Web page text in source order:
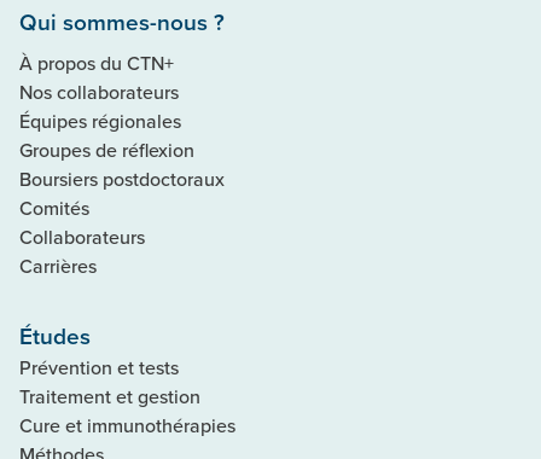
Qui sommes-nous ?
À propos du CTN+
Nos collaborateurs
Équipes régionales
Groupes de réflexion
Boursiers postdoctoraux
Comités
Collaborateurs
Carrières
Études
Prévention et tests
Traitement et gestion
Cure et immunothérapies
Méthodes